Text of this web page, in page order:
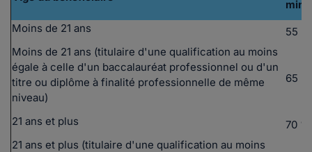
Moins de 21 ans
55
Moins de 21 ans (titulaire d'une qualification au moins
égale à celle d'un baccalauréat professionnel ou d'un
titre ou diplôme à finalité professionnelle de même
niveau)
65
21 ans et plus
70
21 ans et plus (titulaire d'une qualification au moins